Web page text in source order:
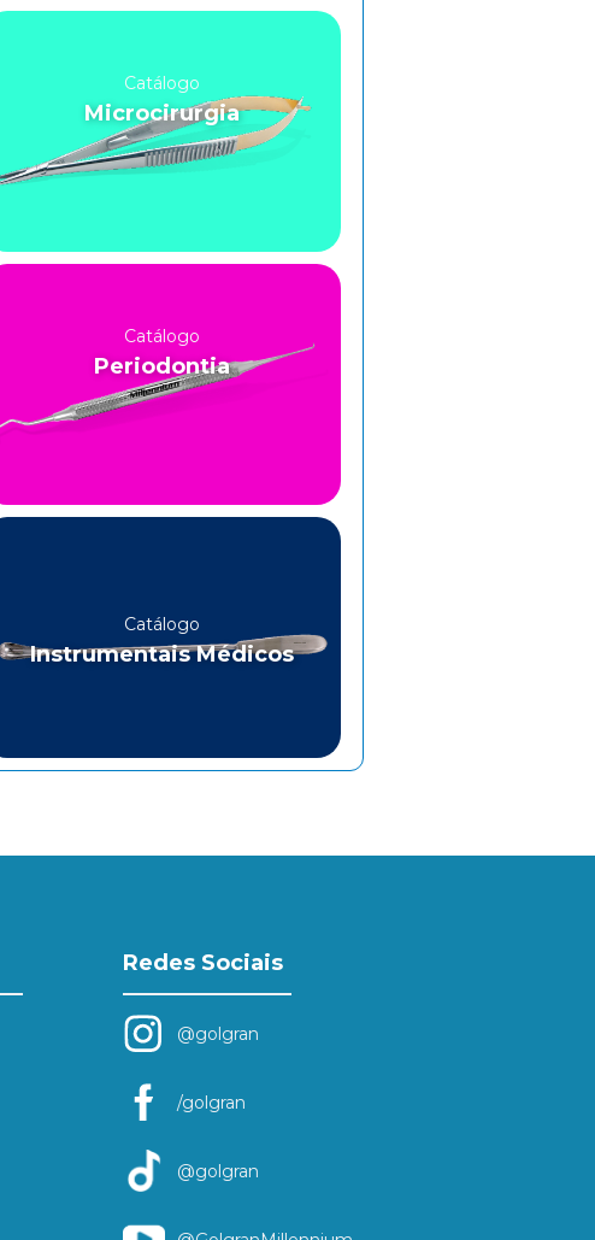
Catálogo
Microcirurgia
Catálogo
Periodontia
Catálogo
Instrumentais Médicos
Redes Sociais
@golgran
/golgran
@golgran